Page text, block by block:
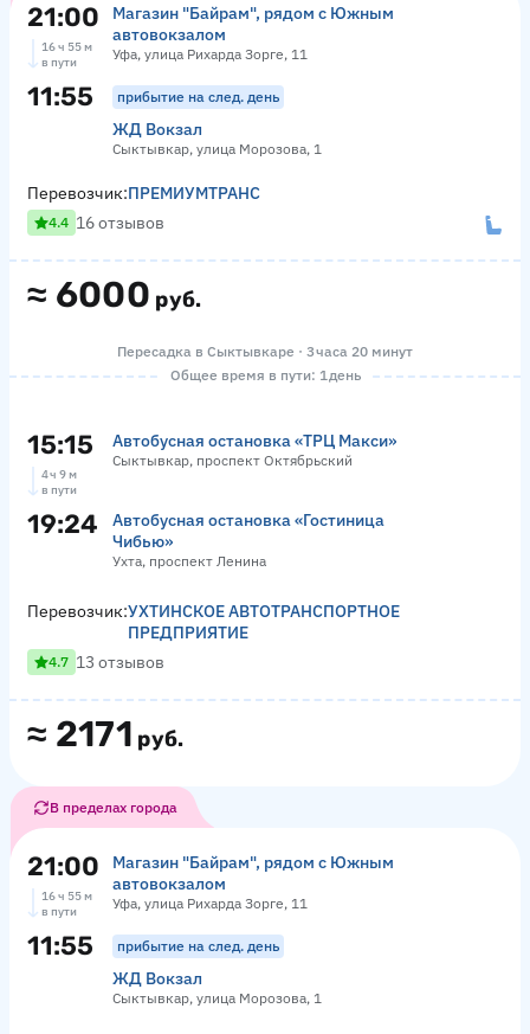
21:00
Магазин "Байрам", рядом с Южным
автовокзалом
Уфа, улица Рихарда Зорге, 11
16 ч 55 м
в пути
11:55 прибытие на след. день
ЖД Вокзал
Сыктывкар, улица Морозова, 1
≈ 6000 руб.
Перевозчик:ПРЕМИУМТРАНС
4.4 16 отзывов
Пересадка в Сыктывкаре · 3 часа 20 минут
Общее время в пути: 1 день
15:15 Автобусная остановка «ТРЦ Макси»
Сыктывкар, проспект Октябрьский
4 ч 9 м
в пути
19:24
Автобусная остановка «Гостиница
Чибью»
Ухта, проспект Ленина
≈ 2171 руб.
Перевозчик:УХТИНСКОЕ АВТОТРАНСПОРТНОЕ
ПРЕДПРИЯТИЕ
4.7 13 отзывов
В пределах города
21:00
Магазин "Байрам", рядом с Южным
автовокзалом
Уфа, улица Рихарда Зорге, 11
16 ч 55 м
в пути
11:55 прибытие на след. день
ЖД Вокзал
Сыктывкар, улица Морозова, 1